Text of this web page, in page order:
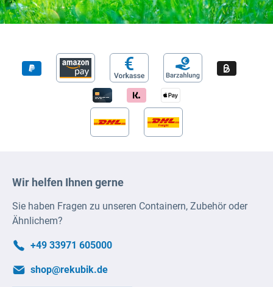
Wir helfen Ihnen gerne
Sie haben Fragen zu unseren Containern, Zubehör oder
Ähnlichem?
+49 33971 605000
shop@rekubik.de